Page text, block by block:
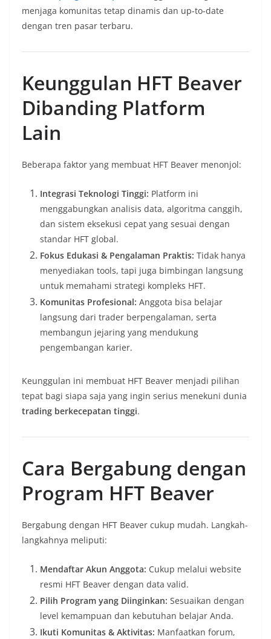
menjaga komunitas tetap dinamis dan up-to-date
dengan tren pasar terbaru.
Keunggulan HFT Beaver
Dibanding Platform
Lain
Beberapa faktor yang membuat HFT Beaver menonjol:
Integrasi Teknologi Tinggi: Platform ini
menggabungkan analisis data, algoritma canggih,
dan sistem eksekusi cepat yang sesuai dengan
standar HFT global.
Fokus Edukasi & Pengalaman Praktis: Tidak hanya
menyediakan tools, tapi juga bimbingan langsung
untuk memahami strategi kompleks HFT.
Komunitas Profesional: Anggota bisa belajar
langsung dari trader berpengalaman, serta
membangun jejaring yang mendukung
pengembangan karier.
Keunggulan ini membuat HFT Beaver menjadi pilihan
tepat bagi siapa saja yang ingin serius menekuni dunia
trading berkecepatan tinggi.
Cara Bergabung dengan
Program HFT Beaver
Bergabung dengan HFT Beaver cukup mudah. Langkah-
langkahnya meliputi:
Mendaftar Akun Anggota: Cukup melalui website
resmi HFT Beaver dengan data valid.
Pilih Program yang Diinginkan: Sesuaikan dengan
level kemampuan dan kebutuhan belajar Anda.
Ikuti Komunitas & Aktivitas: Manfaatkan forum,